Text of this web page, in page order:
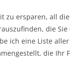
zu ersparen, all
die
ich eine Liste aller
die Ihr